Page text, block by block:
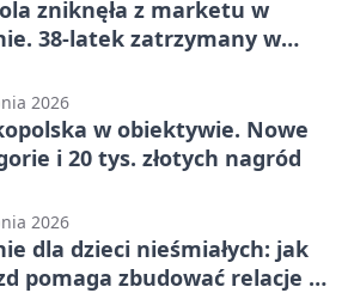
zniknęła z marketu w
38-latek zatrzymany w
2026
w obiektywie. Nowe
i 20 tys. złotych nagród
2026
dla dzieci nieśmiałych: jak
pomaga zbudować relacje z